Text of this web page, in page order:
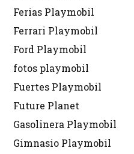
Ferias Playmobil
Ferrari Playmobil
Ford Playmobil
fotos playmobil
Fuertes Playmobil
Future Planet
Gasolinera Playmobil
Gimnasio Playmobil